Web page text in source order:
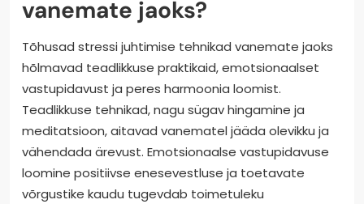
vanemate jaoks?
Tõhusad stressi juhtimise tehnikad vanemate jaoks
hõlmavad teadlikkuse praktikaid, emotsionaalset
vastupidavust ja peres harmoonia loomist.
Teadlikkuse tehnikad, nagu sügav hingamine ja
meditatsioon, aitavad vanematel jääda olevikku ja
vähendada ärevust. Emotsionaalse vastupidavuse
loomine positiivse enesevestluse ja toetavate
võrgustike kaudu tugevdab toimetuleku